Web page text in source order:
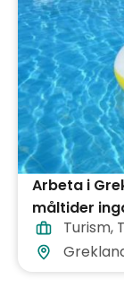
Arbeta i
måltider
Turism,